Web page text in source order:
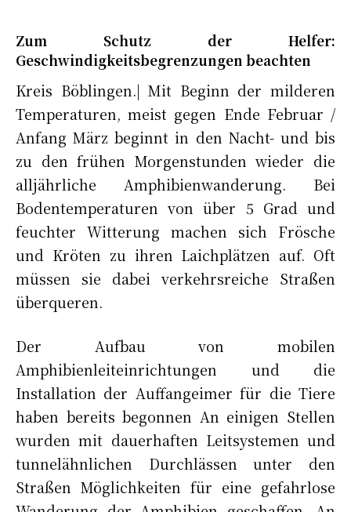
Zum Schutz der Helfer:
Geschwindigkeitsbegrenzungen beachten
Kreis Böblingen.| Mit Beginn der milderen
Temperaturen, meist gegen Ende Februar /
Anfang März beginnt in den Nacht- und bis
zu den frühen Morgenstunden wieder die
alljährliche Amphibienwanderung. Bei
Bodentemperaturen von über 5 Grad und
feuchter Witterung machen sich Frösche
und Kröten zu ihren Laichplätzen auf. Oft
müssen sie dabei verkehrsreiche Straßen
überqueren.
Der Aufbau von mobilen
Amphibienleiteinrichtungen und die
Installation der Auffangeimer für die Tiere
haben bereits begonnen An einigen Stellen
wurden mit dauerhaften Leitsystemen und
tunnelähnlichen Durchlässen unter den
Straßen Möglichkeiten für eine gefahrlose